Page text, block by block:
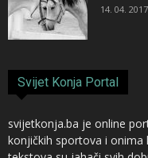
14. 04.
Svijet Konja Portal
svijetkonja.ba je online
konjičkih sportova i